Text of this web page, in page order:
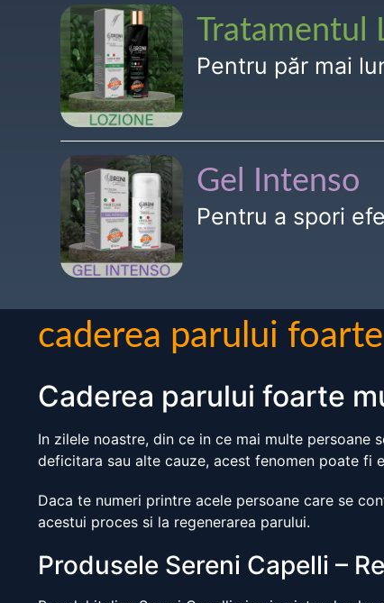
Tratamentul
Pentru păr mai
Gel Intenso
Pentru a spori
caderea parului
Caderea parului foarte
In zilele noastre, din ce in ce mai multe
deficitara sau alte cauze, acest fenomen poate fi
Daca te numeri printre acele persoane care se
acestui proces si la regenerarea parului.
Produsele Sereni Capelli –